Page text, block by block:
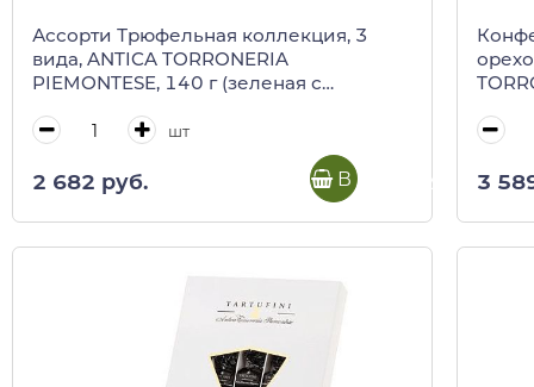
Ассорти Трюфельная коллекция, 3
вида, ANTICA TORRONERIA
PIEMONTESE, 140 г (зеленая с
шт
2 682 руб. В корзину 3